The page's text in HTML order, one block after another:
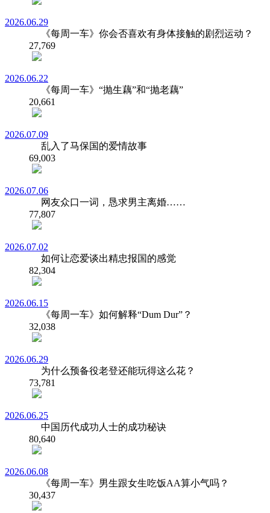
2026.06.29
《每周一车》你会否喜欢有身体接触的剧烈运动？
27,769
2026.06.22
《每周一车》“抛生藕”和“抛老藕”
20,661
2026.07.09
乱入了马保国的爱情故事
69,003
2026.07.06
网友众口一词，恳求男主离婚……
77,807
2026.07.02
如何让恋爱谈出精忠报国的感觉
82,304
2026.06.15
《每周一车》如何解释“Dum Dur”？
32,038
2026.06.29
为什么预备役老登还能玩得这么花？
73,781
2026.06.25
中国历代成功人士的成功秘诀
80,640
2026.06.08
《每周一车》男生跟女生吃饭AA算小气吗？
30,437